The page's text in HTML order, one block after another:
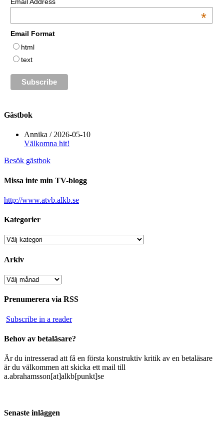
*
Email Format
html
text
Gästbok
Annika / 2026-05-10
Välkomna hit!
Besök gästbok
Missa inte min TV-blogg
http://www.atvb.alkb.se
Kategorier
Kategorier
Arkiv
Arkiv
Prenumerera via RSS
Subscribe in a reader
Behov av betaläsare?
Är du intresserad att få en första konstruktiv kritik av en betaläsare
är du välkommen att skicka ett mail till
a.abrahamsson[at]alkb[punkt]se
Senaste inläggen